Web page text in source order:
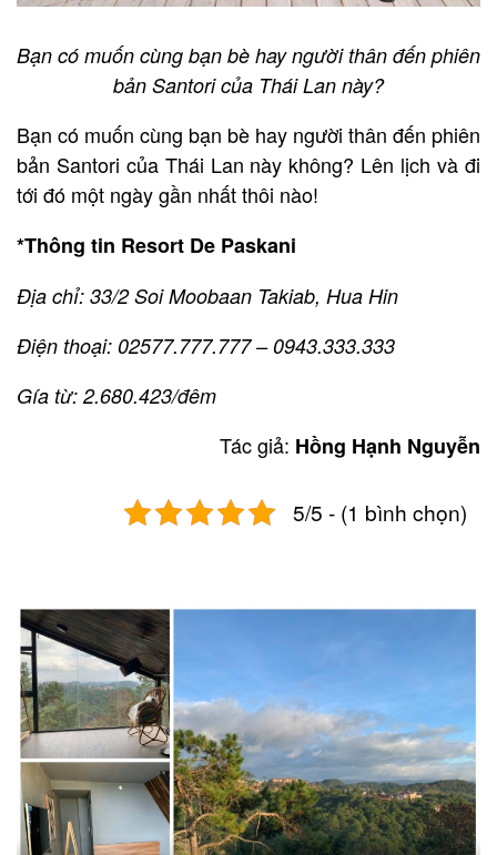
Bạn có muốn cùng bạn bè hay người thân đến phiên
bản Santori của Thái Lan này?
Bạn có muốn cùng bạn bè hay người thân đến phiên
bản Santori của Thái Lan này không? Lên lịch và đi
tới đó một ngày gần nhất thôi nào!
*Thông tin Resort De Paskani
Địa chỉ: 33/2 Soi Moobaan Takiab, Hua Hin
Điện thoại: 02577.777.777 – 0943.333.333
Gía từ: 2.680.423/đêm
Tác giả: Hồng Hạnh Nguyễn
5/5 - (1 bình chọn)
Post
navigation